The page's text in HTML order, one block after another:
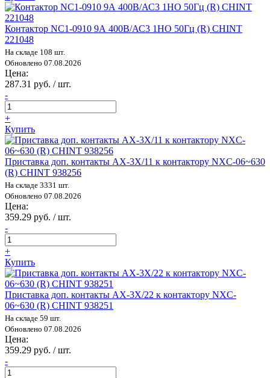
Контактор NC1-0910 9А 400В/АС3 1НО 50Гц (R) CHINT
221048
На складе 108 шт.
Обновлено 07.08.2026
Цена:
287.31 руб. / шт.
-
+
Купить
Приставка доп. контакты AX-3X/11 к контактору NXC-06~630
(R) CHINT 938256
На складе 3331 шт.
Обновлено 07.08.2026
Цена:
359.29 руб. / шт.
-
+
Купить
Приставка доп. контакты AX-3X/22 к контактору NXC-
06~630 (R) CHINT 938251
На складе 59 шт.
Обновлено 07.08.2026
Цена:
359.29 руб. / шт.
-